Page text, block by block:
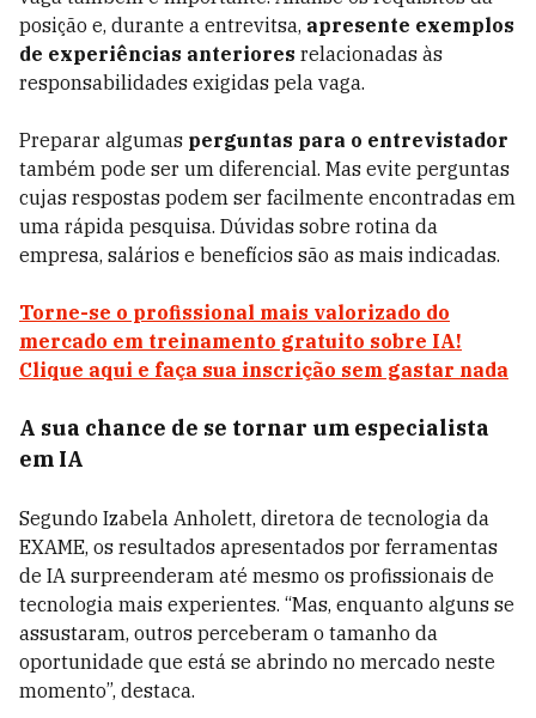
posição e, durante a entrevitsa, apresente exemplos
de experiências anteriores relacionadas às
responsabilidades exigidas pela vaga.
Preparar algumas perguntas para o entrevistador
também pode ser um diferencial. Mas evite perguntas
cujas respostas podem ser facilmente encontradas em
uma rápida pesquisa. Dúvidas sobre rotina da
empresa, salários e benefícios são as mais indicadas.
Torne-se o profissional mais valorizado do
mercado em treinamento gratuito sobre IA!
Clique aqui e faça sua inscrição sem gastar nada
A sua chance de se tornar um especialista
em IA
Segundo Izabela Anholett, diretora de tecnologia da
EXAME, os resultados apresentados por ferramentas
de IA surpreenderam até mesmo os profissionais de
tecnologia mais experientes. “Mas, enquanto alguns se
assustaram, outros perceberam o tamanho da
oportunidade que está se abrindo no mercado neste
momento”, destaca.